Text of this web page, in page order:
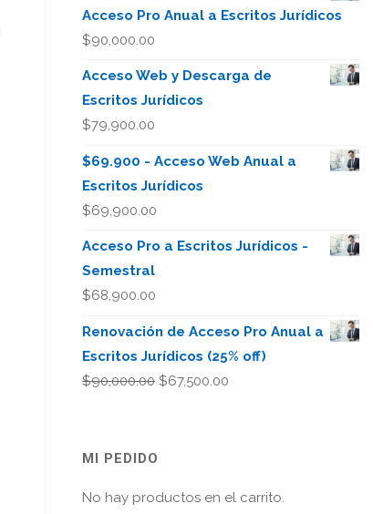
Acceso Pro Anual a Escritos Jurídicos
$90,000.00
Acceso Web y Descarga de
Escritos Jurídicos
$79,900.00
$69.900 - Acceso Web Anual a
Escritos Jurídicos
$69,900.00
Acceso Pro a Escritos Jurídicos -
Semestral
$68,900.00
Renovación de Acceso Pro Anual a
Escritos Jurídicos (25% off)
$90,000.00 El
$67,500.00
MI PEDIDO
No hay productos en el carrito.